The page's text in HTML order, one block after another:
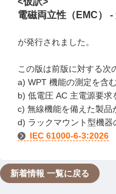
電磁両立性（EMC）
が発行されました。
この版は前版に対する次
a) WPT 機能の測定を含
b) 低電圧 AC 主電源要
c) 無線機能を備えた製品
d) ラックマウント型機器
IEC 61000-6-3:2026
新着情報 一覧に戻る